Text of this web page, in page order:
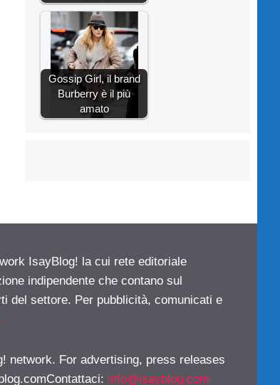
Gossip Girl, il brand
Burberry è il più
amato
IsayBlog! la cui rete editoriale
indipendente che contano sul
del settore. Per pubblicità, comunicati e
network. For advertising, press releases
: info@isayblog.com